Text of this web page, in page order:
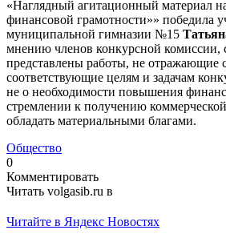
«Наглядный агитационный материал
финансовой грамотности»» победила
муниципальной гимназии №15
мнению членов конкурсной комиссии,
представлены работы, не отражающие
соответствующие целям и задачам
не о необходимости повышения
стремлении к получению
обладать материальными благами.
Общество
0
Комментировать
Читать volgasib.ru в
Читайте в Яндекс Новостях